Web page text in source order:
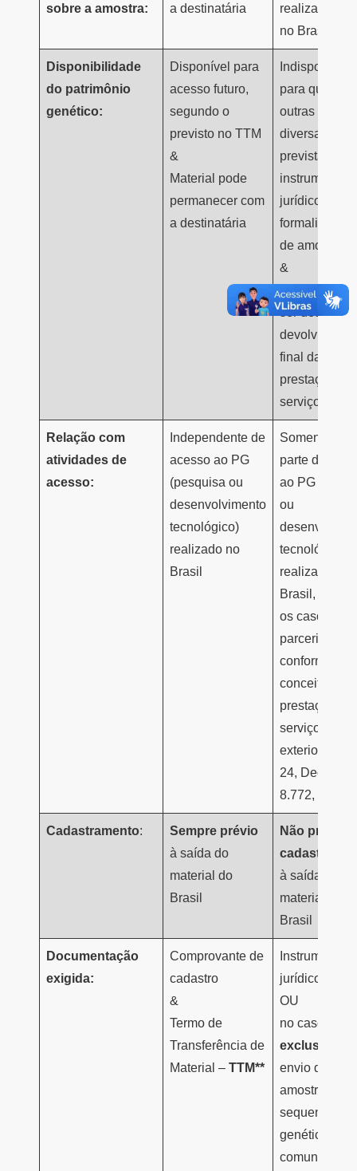
sobre a amostra: a destinatária
realiza o
no Brasil
Disponibilidade
do patrimônio
genético:
Disponível para
acesso futuro,
segundo o
previsto no TTM
&
Material pode
permanecer com
a destinatária
Indisponível
para
outras
diversas das
previstas no
instrumento
jurídico que
formalize o
de amostra
&
Material deve
ser destruído
devolvido ao
final da
prestação do
serviço*
Relação com
atividades de
acesso:
Independente de
acesso ao PG
(pesquisa ou
desenvolvimento
tecnológico)
realizado no
Brasil
Somente
parte de
ao PG
ou
tecnológico)
realizado no
Brasil,
os casos de
parceria,
conforme o
conceito de
prestação de
serviços no
exterior (§ 4º,
24, Decreto
8.772, de
Cadastramento: Sempre prévio
à saída do
material do
Brasil
Não precisa
cadastro
à saída do
material do
Brasil
Documentação
exigida:
Comprovante de
cadastro
&
Termo de
Transferência de
Material – TTM**
Instrumento
jurídico**
OU
no caso
exclusivo
envio de
amostra para
genético:
comunicação